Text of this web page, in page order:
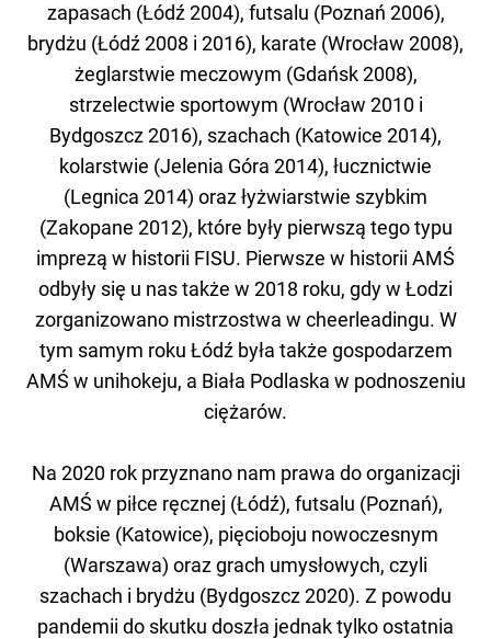
zapasach (Łódź 2004), futsalu (Poznań 2006),
brydżu (Łódź 2008 i 2016), karate (Wrocław 2008),
żeglarstwie meczowym (Gdańsk 2008),
strzelectwie sportowym (Wrocław 2010 i
Bydgoszcz 2016), szachach (Katowice 2014),
kolarstwie (Jelenia Góra 2014), łucznictwie
(Legnica 2014) oraz łyżwiarstwie szybkim
(Zakopane 2012), które były pierwszą tego typu
imprezą w historii FISU. Pierwsze w historii AMŚ
odbyły się u nas także w 2018 roku, gdy w Łodzi
zorganizowano mistrzostwa w cheerleadingu. W
tym samym roku Łódź była także gospodarzem
AMŚ w unihokeju, a Biała Podlaska w podnoszeniu
ciężarów.
Na 2020 rok przyznano nam prawa do organizacji
AMŚ w piłce ręcznej (Łódź), futsalu (Poznań),
boksie (Katowice), pięcioboju nowoczesnym
(Warszawa) oraz grach umysłowych, czyli
szachach i brydżu (Bydgoszcz 2020). Z powodu
pandemii do skutku doszła jednak tylko ostatnia